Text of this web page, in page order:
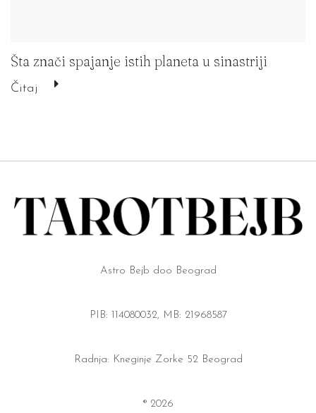
Šta znači spajanje istih planeta u sinastriji
Čitaj
Astro Bejb doo Beograd
PIB: 114080032, MB: 21968587
Radnja: Kneginje Zorke 52 Beograd
® 2026